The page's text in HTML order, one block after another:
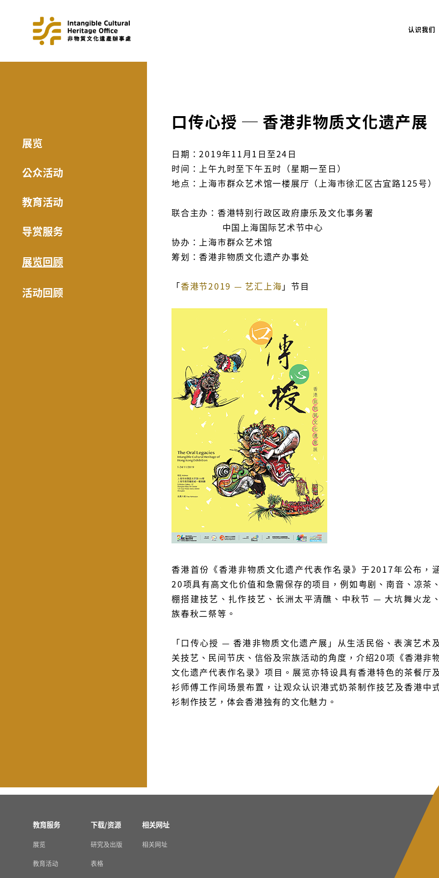
认识我们
展览
公众活动
教育活动
导赏服务
展览回顾
活动回顾
口传心授 ─ 香港非物质文化遗产展
日期：2019年11月1日至24日
时间：上午九时至下午五时（星期一至日）
地点：上海巿群众艺术馆一楼展厅（上海市徐汇区古宜路125号）
联合主办：香港特别行政区政府康乐及文化事务署
中国上海国际艺术节中心
协办：上海市群众艺术馆
筹划：香港非物质文化遗产办事处
「香港节2019 — 艺汇上海 」节目
香港首份《香港非物质文化遗产代表作名录》于2017年公布，
20项具有高文化价值和急需保存的项目，例如粤剧、南音、凉茶
棚搭建技艺、扎作技艺、长洲太平清醮、中秋节 — 大坑舞火龙
族春秋二祭等。
「口传心授 — 香港非物质文化遗产展」从生活民俗、表演艺术
关技艺、民间节庆、信俗及宗族活动的角度，介绍20项《香港非
文化遗产代表作名录》项目。展览亦特设具有香港特色的茶餐厅
衫师傅工作间场景布置，让观众认识港式奶茶制作技艺及香港中
衫制作技艺，体会香港独有的文化魅力。
教育服务
展览
教育活动
下载/资源
研究及出版
表格
相关网址
相关网址